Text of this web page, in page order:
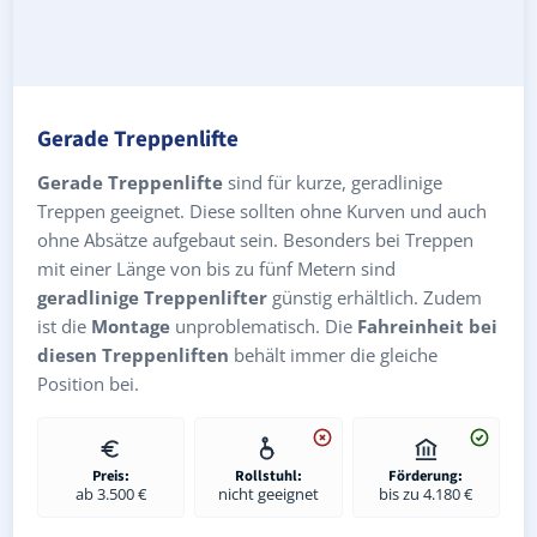
Gerade Treppenlifte
Gerade Treppenlifte sind für kurze, geradlinige
Treppen geeignet. Diese sollten ohne Kurven und auch
ohne Absätze aufgebaut sein. Besonders bei Treppen
mit einer Länge von bis zu fünf Metern sind
geradlinige Treppenlifter günstig erhältlich. Zudem
ist die Montage unproblematisch. Die Fahreinheit bei
diesen Treppenliften behält immer die gleiche
Position bei.
Preis:
ab 3.500 €
Rollstuhl:
nicht geeignet
Förderung:
bis zu 4.180 €